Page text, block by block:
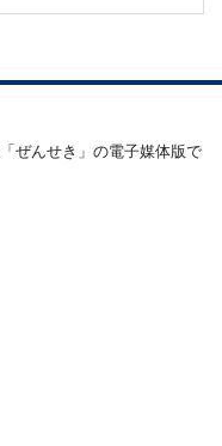
ぜんせき」の電子媒体版で